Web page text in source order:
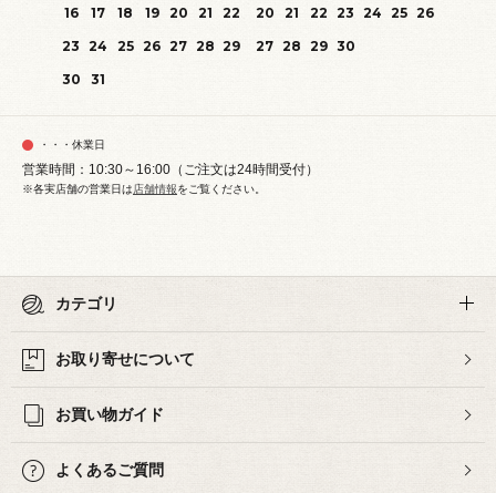
16
17 18 19 20 21
22
23 24 25 26 27 28 29
30
31
20
21 22 23 24 25 26
27 28 29 30
・・・休業日
営業時間：10:30～16:00（ご注文は24時間受付）
※各実店舗の営業日は店舗情報をご覧ください。
カテゴリ
お取り寄せについて
お買い物ガイド
よくあるご質問